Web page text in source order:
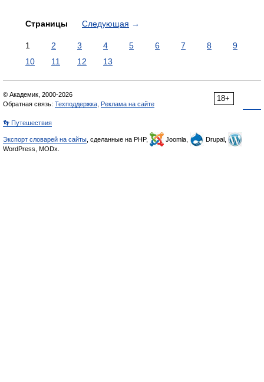
Страницы Следующая →
1 2 3 4 5 6 7 8
9
10
11 12 13
18+
© Академик, 2000-2026
Обратная связь: Техподдержка Реклама на сайте
👣 Путешествия
Экспорт словарей на сайты , сделанные на PHP, Joomla,
Drupal,
WordPress, MODx.